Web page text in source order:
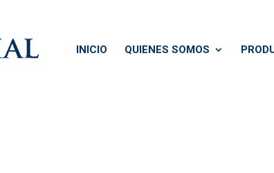
INICIO QUIENES SOMOS